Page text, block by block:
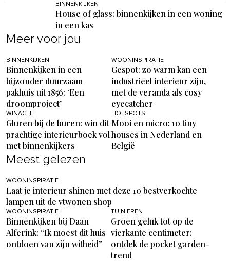
BINNENKIJKEN
House of glass: binnenkijken in een woning
in een kas
Meer voor jou
BINNENKIJKEN
Binnenkijken in een
bijzonder duurzaam
pakhuis uit 1856: ‘Een
droomproject’
WOONINSPIRATIE
Gespot: zo warm kan een
industrieel interieur zijn,
met de veranda als cosy
eyecatcher
WINACTIE
Gluren bij de buren: win dit
prachtige interieurboek vol
met binnenkijkers
HOTSPOTS
Mooi en micro: 10 tiny
houses in Nederland en
België
Meest gelezen
WOONINSPIRATIE
Laat je interieur shinen met deze 10 bestverkochte
lampen uit de vtwonen shop
WOONINSPIRATIE
Binnenkijken bij Daan
Alferink: “Ik moest dit huis
ontdoen van zijn witheid”
TUINIEREN
Groen geluk tot op de
vierkante centimeter:
ontdek de pocket garden-
trend